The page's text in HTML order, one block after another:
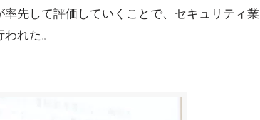
先して評価していくことで、セキュリティ業
れた。